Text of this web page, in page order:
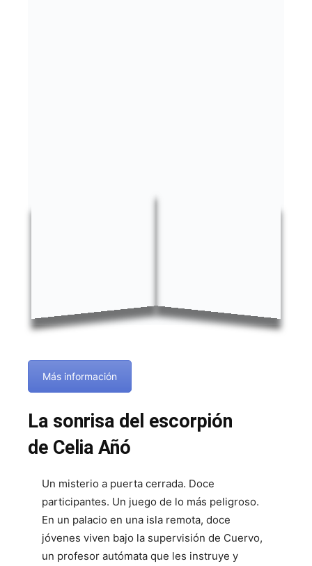
Más información
La sonrisa del escorpión
de Celia Añó
Un misterio a puerta cerrada. Doce
participantes. Un juego de lo más peligroso.
En un palacio en una isla remota, doce
jóvenes viven bajo la supervisión de Cuervo,
un profesor autómata que les instruye y